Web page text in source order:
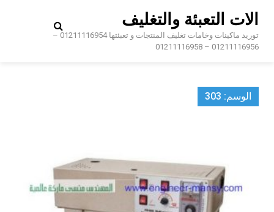
content
الات التعبئة والتغليف
توريد ماكينات وخامات تغليف المنتجات و تعبئتها 01211116954 –
01211116956 – 01211116958
الوسم: 303